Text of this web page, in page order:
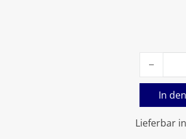
Lieferbar
In